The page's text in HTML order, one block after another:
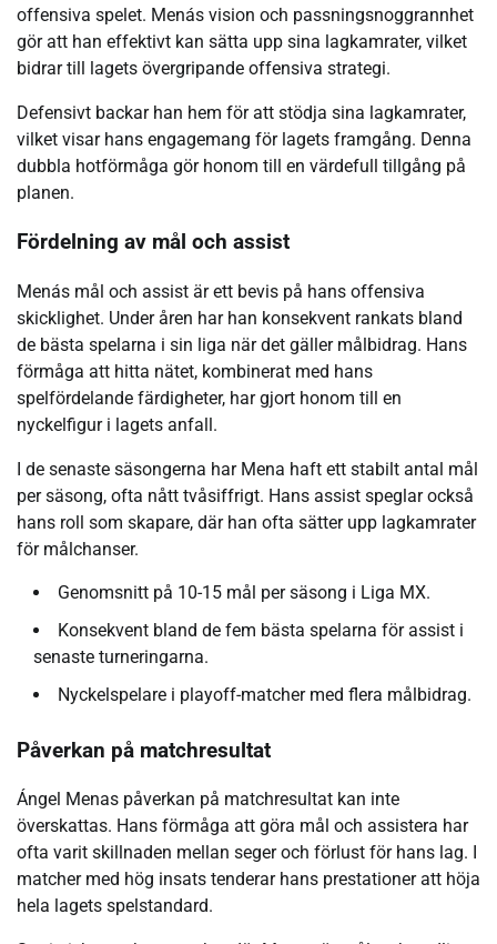
offensiva spelet. Menás vision och passningsnoggrannhet
gör att han effektivt kan sätta upp sina lagkamrater, vilket
bidrar till lagets övergripande offensiva strategi.
Defensivt backar han hem för att stödja sina lagkamrater,
vilket visar hans engagemang för lagets framgång. Denna
dubbla hotförmåga gör honom till en värdefull tillgång på
planen.
Fördelning av mål och assist
Menás mål och assist är ett bevis på hans offensiva
skicklighet. Under åren har han konsekvent rankats bland
de bästa spelarna i sin liga när det gäller målbidrag. Hans
förmåga att hitta nätet, kombinerat med hans
spelfördelande färdigheter, har gjort honom till en
nyckelfigur i lagets anfall.
I de senaste säsongerna har Mena haft ett stabilt antal mål
per säsong, ofta nått tvåsiffrigt. Hans assist speglar också
hans roll som skapare, där han ofta sätter upp lagkamrater
för målchanser.
Genomsnitt på 10-15 mål per säsong i Liga MX.
Konsekvent bland de fem bästa spelarna för assist i
senaste turneringarna.
Nyckelspelare i playoff-matcher med flera målbidrag.
Påverkan på matchresultat
Ángel Menas påverkan på matchresultat kan inte
överskattas. Hans förmåga att göra mål och assistera har
ofta varit skillnaden mellan seger och förlust för hans lag. I
matcher med hög insats tenderar hans prestationer att höja
hela lagets spelstandard.